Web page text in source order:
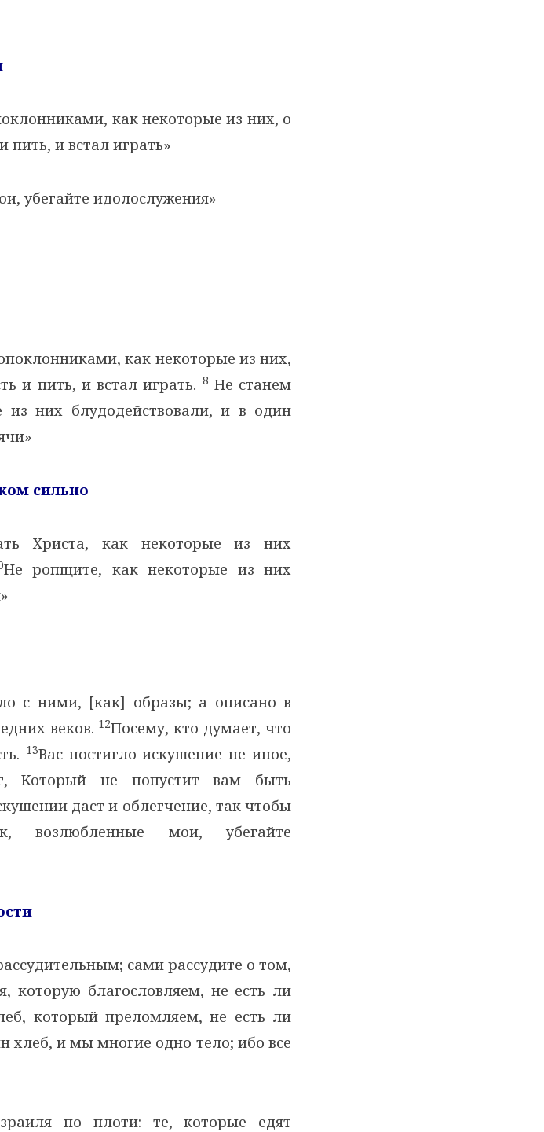
как некоторые из них, о
пить, и встал играть»
убегайте идолослужения»
как некоторые из них,
и пить, и встал играть. 8 Не станем
из них блудодействовали, и в один
сильно
Христа, как некоторые из них
Не ропщите, как некоторые из них
с ними, [как] образы; а описано в
веков. 12Посему, кто думает, что
13Вас постигло искушение не иное,
Который не попустит вам быть
даст и облегчение, так чтобы
возлюбленные мои, убегайте
сами рассудите о том,
которую благословляем, не есть ли
который преломляем, не есть ли
хлеб, и мы многие одно тело; ибо все
по плоти: те, которые едят